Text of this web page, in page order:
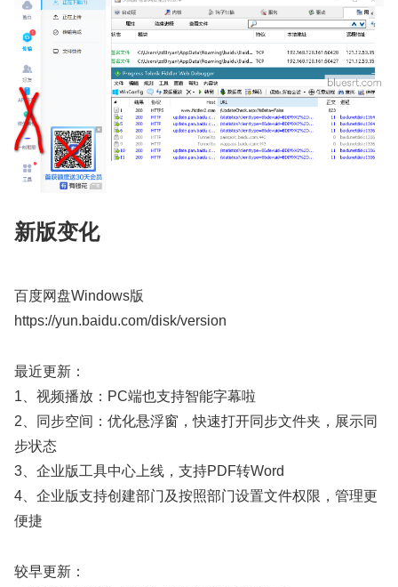
新版变化
百度网盘Windows版
https://yun.baidu.com/disk/version
最近更新：
1、视频播放：PC端也支持智能字幕啦
2、同步空间：优化悬浮窗，快速打开同步文件夹，展示同
步状态
3、企业版工具中心上线，支持PDF转Word
4、企业版支持创建部门及按照部门设置文件权限，管理更
便捷
较早更新：